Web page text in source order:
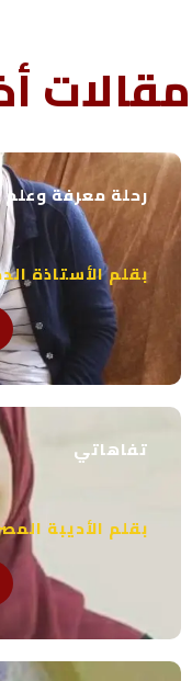
e
p
p
مقالات
رحلة معرفة
بقلم الأستاذة
تفاهاتي
بقلم الأديبة